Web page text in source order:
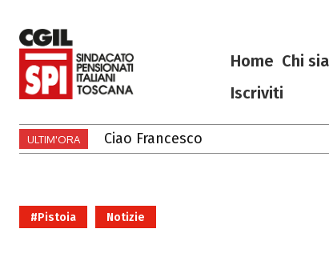
Home Chi
Iscriviti
ULTIM'ORA Ciao Francesco
Ciao Francesco
#Pistoia Notizie